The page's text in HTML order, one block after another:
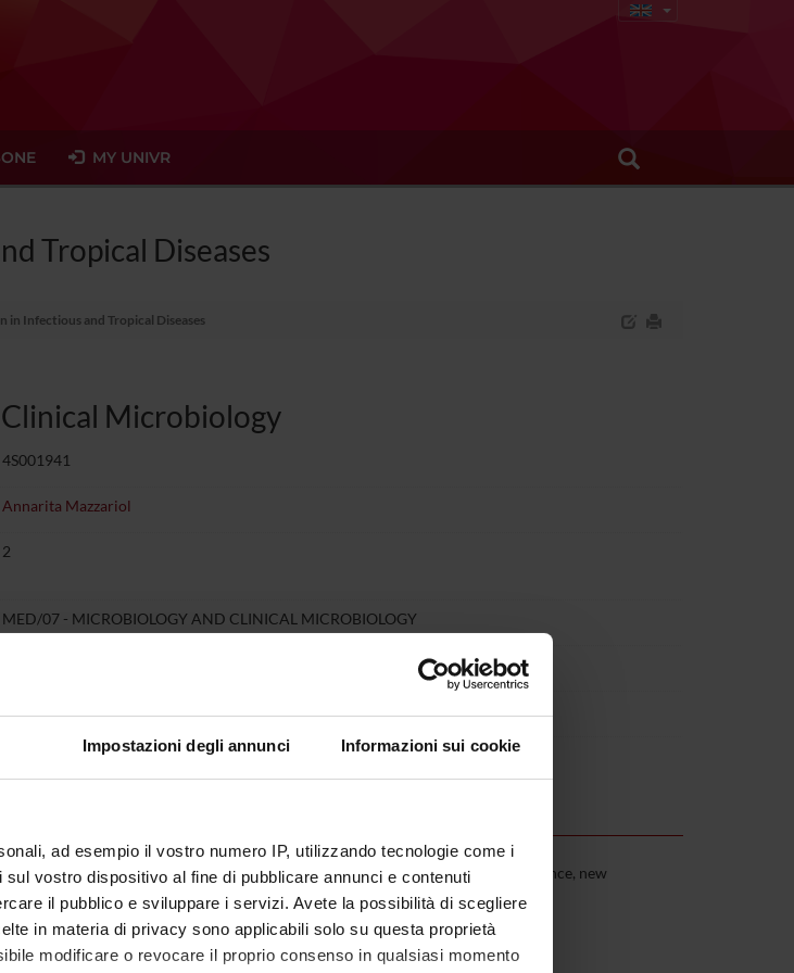
Impostazioni degli annunci Informazioni sui cookie
ad esempio il vostro numero IP, utilizzando tecnologie come i
vostro dispositivo al fine di pubblicare annunci e contenuti
il pubblico e sviluppare i servizi. Avete la possibilità di scegliere
in materia di privacy sono applicabili solo su questa proprietà
modificare o revocare il proprio consenso in qualsiasi momento
MY UNIVR
Tropical Diseases
in Infectious and Tropical Diseases
Microbiology
4S001941
Annarita Mazzariol
2
MED/07 - MICROBIOLOGY AND CLINICAL MICROBIOLOGY
not yet allocated
topics of clinical microbiology, such as antibiotic susceptibility, antibiotic resistance, new
to diagnose and treat.